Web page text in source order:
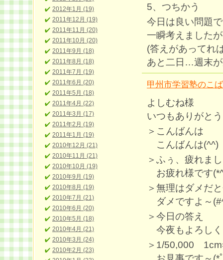
5、つちかう
今日は良い問題
一瞬考えました
(答えがあってれ
あと二日…週末
甲州市学習塾のこ
よしむね様
いつもありがと
＞こんばんは
こんばんは(^^)
＞ふぅ、疲れま
お疲れ様です
＞無理はダメだ
ダメですよ～
＞今日の答え
今夜もよろし
＞1/50,000
2012年1月 (19)
2011年12月 (19)
2011年11月 (20)
2011年10月 (20)
2011年9月 (18)
2011年8月 (18)
2011年7月 (19)
2011年6月 (20)
2011年5月 (18)
2011年4月 (22)
2011年3月 (17)
2011年2月 (19)
2011年1月 (19)
2010年12月 (21)
2010年11月 (21)
2010年10月 (19)
2010年9月 (19)
2010年8月 (19)
2010年7月 (21)
2010年6月 (20)
2010年5月 (18)
2010年4月 (21)
2010年3月 (24)
2010年2月 (23)